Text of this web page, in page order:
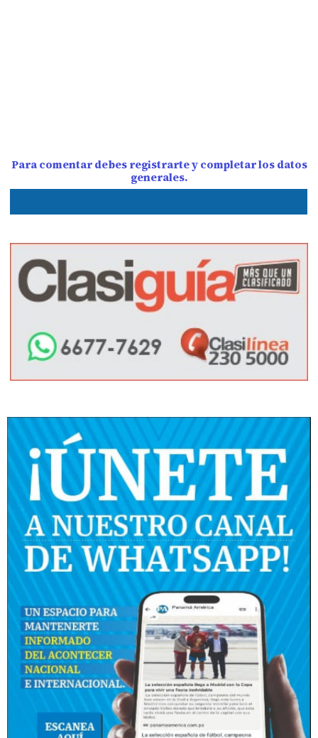
Para comentar debes registrarte y completar los datos
generales.